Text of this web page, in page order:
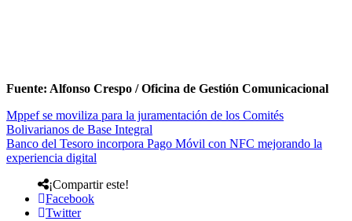
Fuente: Alfonso Crespo / Oficina de Gestión Comunicacional
Mppef se moviliza para la juramentación de los Comités
Bolivarianos de Base Integral
Banco del Tesoro incorpora Pago Móvil con NFC mejorando la
experiencia digital
¡Compartir este!
Facebook
Twitter